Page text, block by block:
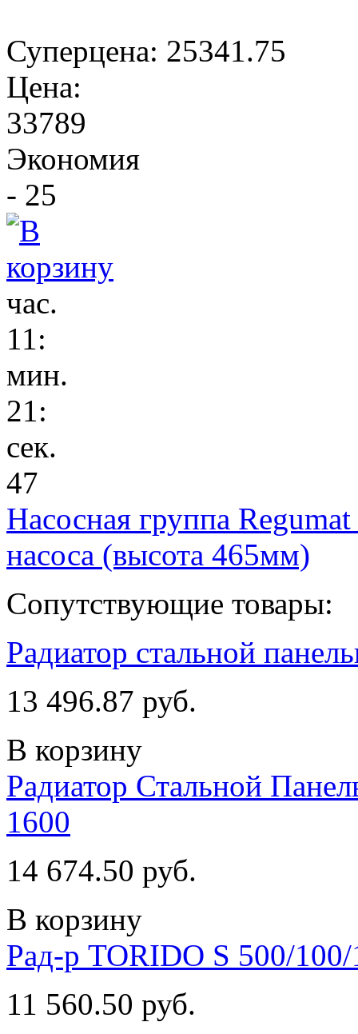
Суперцена: 25341.75
Цена:
33789
Экономия
- 25
час.
11:
мин.
21:
сек.
47
Насосная группа
насоса (высота 465мм)
Сопутствующие товары:
Радиатор стальной
13 496.87 руб.
В корзину
Радиатор Стальной
1600
14 674.50 руб.
В корзину
Рад-р TORIDO S 500/100/
11 560.50 руб.